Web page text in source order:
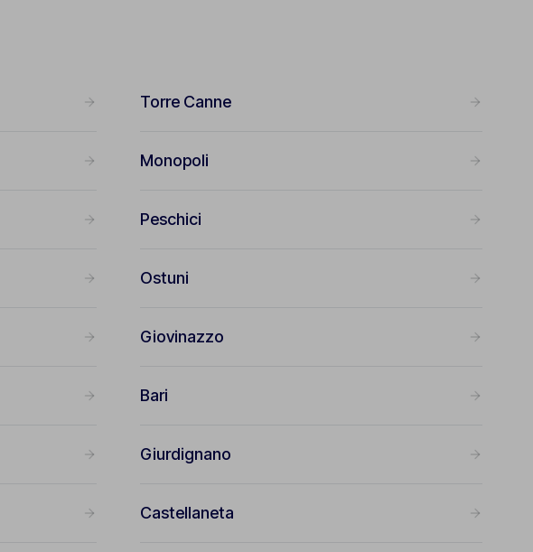
Torre Canne
Monopoli
Peschici
Ostuni
Giovinazzo
Bari
Giurdignano
Castellaneta